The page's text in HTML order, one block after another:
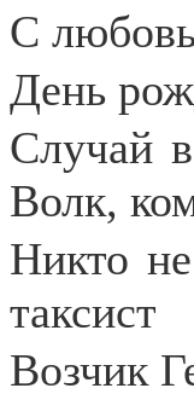
С
День
Случай
Волк,
Никто
таксист
Возчик